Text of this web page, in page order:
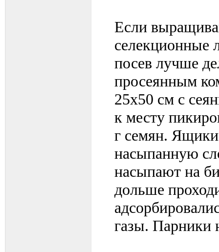
Если
селекционные
посев лучше
просеянным
25х50 см с
к месту
г семян.
насыпанную
насыпают на
дольше
газы. Парники